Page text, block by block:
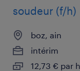
soudeur (f/h)
boz, ain
intérim
12,73 € par